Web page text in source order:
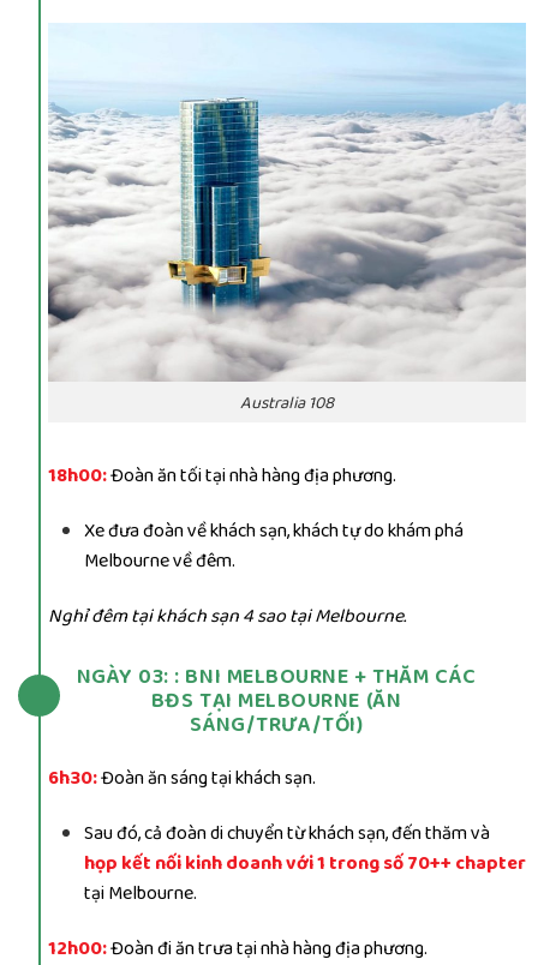
Australia 108
18h00:Đoàn ăn tối tại nhà hàng địa phương.
Xe đưa đoàn về khách sạn, khách tự do khám phá
Melbourne về đêm.
Nghỉ đêm tại khách sạn 4 sao tại Melbourne.
NGÀY 03: : BNI MELBOURNE + THĂM CÁC
BĐS TẠI MELBOURNE (ĂN
SÁNG/TRƯA/TỐI)
6h30:Đoàn ăn sáng tại khách sạn.
Sau đó, cả đoàn di chuyển từ khách sạn, đến thăm và
họp kết nối kinh doanh với 1 trong số 70++ chapter
tại Melbourne.
12h00:Đoàn đi ăn trưa tại nhà hàng địa phương.